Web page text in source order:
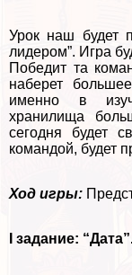
Урок наш будет
лидером”. Игра
Победит та
наберет
именно в
хранилища
сегодня будет
комaндой, будет
Ход игры:
I задание: